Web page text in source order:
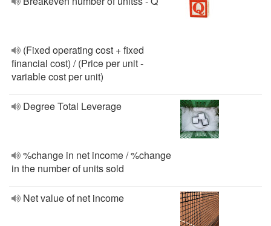
(Fixed operating cost + fixed
financial cost) / (Price per unit -
variable cost per unit)
Degree Total Leverage
%change in net income / %change
in the number of units sold
Net value of net income